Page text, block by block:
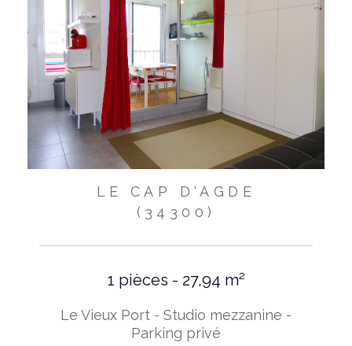
LE CAP D'AGDE
(34300)
1 pièces - 27,94 m²
Le Vieux Port - Studio mezzanine -
Parking privé